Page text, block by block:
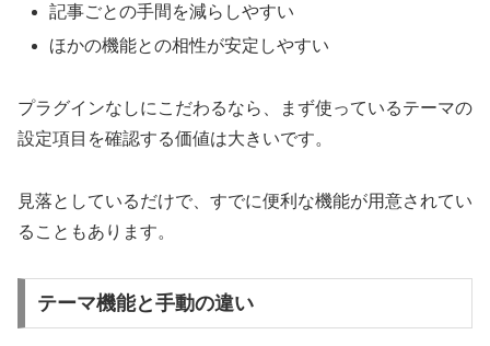
記事ごとの手間を減らしやすい
ほかの機能との相性が安定しやすい
プラグインなしにこだわるなら、まず使っているテーマの
設定項目を確認する価値は大きいです。
見落としているだけで、すでに便利な機能が用意されてい
ることもあります。
テーマ機能と手動の違い